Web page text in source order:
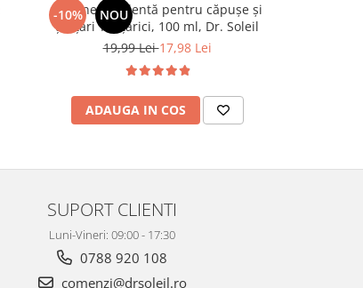
-10% NOU
Loțiune repelentă pentru căpușe și
țânțari Tânțărici, 100 ml, Dr. Soleil
19,99 Lei17,98 Lei
ADAUGA IN COS
SUPORT CLIENTI
Luni-Vineri: 09:00 - 17:30
0788 920 108
comenzi@drsoleil.ro